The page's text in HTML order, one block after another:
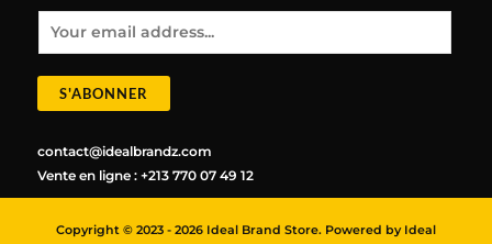
*
S'ABONNER
contact@idealbrandz.com
Vente en ligne : +213 770 07 49 12
Copyright © 2023 - 2026 Ideal Brand Store. Powered by Ideal